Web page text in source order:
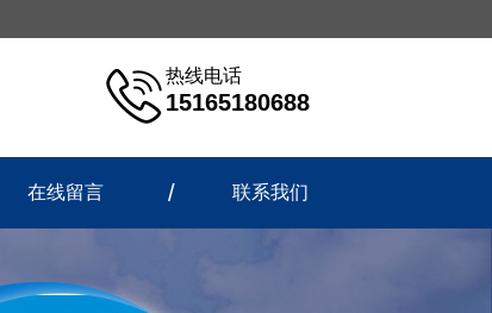
热线电话
15165180688
在线留言 联系我们